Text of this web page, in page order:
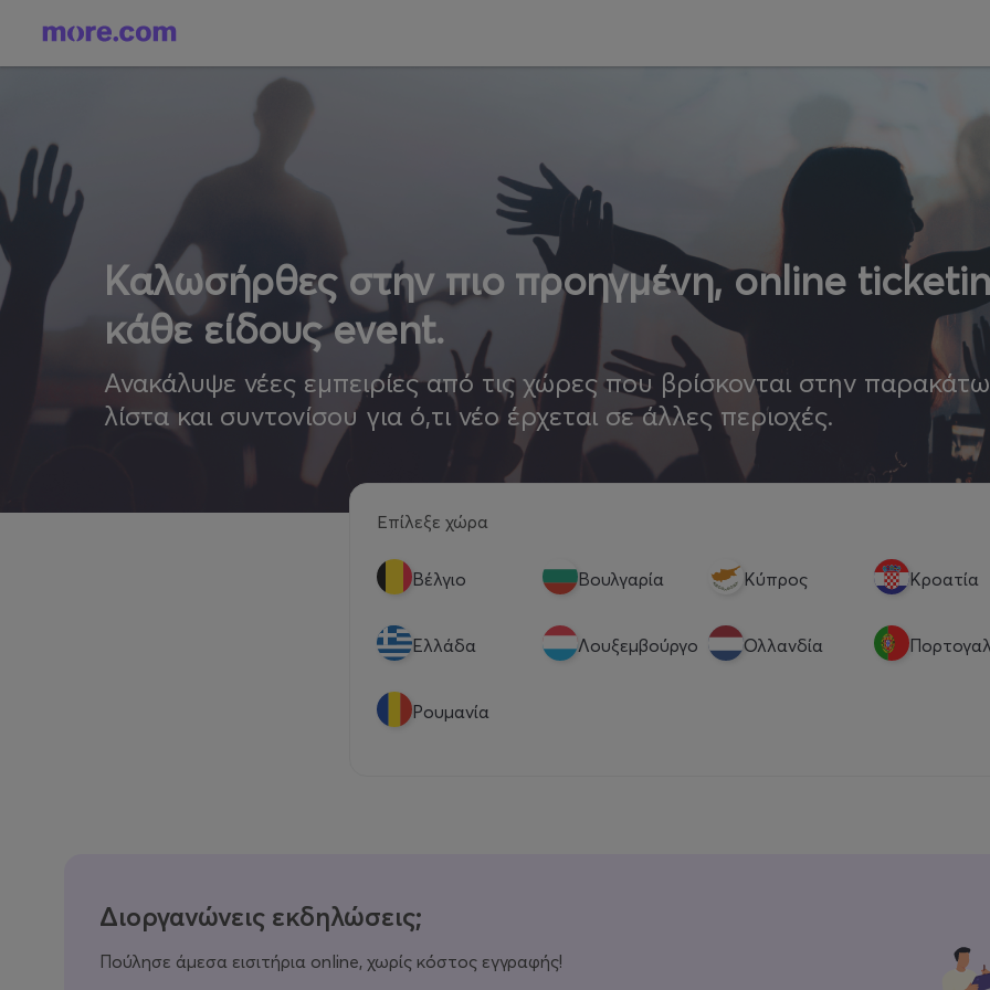
Καλωσήρθες στην πιο προηγμένη, online
κάθε είδους event.
Ανακάλυψε νέες εμπειρίες από τις χώρες που βρίσκονται στην παρακάτω
λίστα και συντονίσου για ό,τι νέο έρχεται σε άλλες περιοχές.
Επίλεξε χώρα
Βέλγιο Βουλγαρία Κύπρος Κροατία
Eλλάδα Λουξεμβούργο Ολλανδία
Ρουμανία
Διοργανώνεις εκδηλώσεις;
Πούλησε άμεσα εισιτήρια online, χωρίς κόστος εγγραφής!